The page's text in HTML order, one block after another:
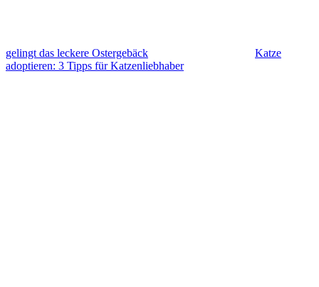
gelingt das leckere Ostergebäck
Katze
adoptieren: 3 Tipps für Katzenliebhaber